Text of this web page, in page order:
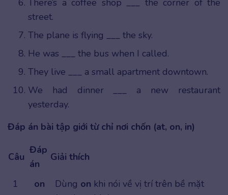
There’s a coffee shop ___ the corner of the
street.
The plane is flying ___ the sky.
He was ___ the bus when I called.
They live ___ a small apartment downtown.
We had dinner ___ a new restaurant
yesterday.
Đáp án bài tập giới từ chỉ nơi chốn (at, on, in)
Câu
Đáp
án
Giải thích
1 on Dùng on khi nói về vị trí trên bề mặt